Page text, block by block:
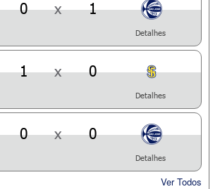
0 x 1
Detalhes
1 x 0
Detalhes
0 x 0
Detalhes
Ver Todos